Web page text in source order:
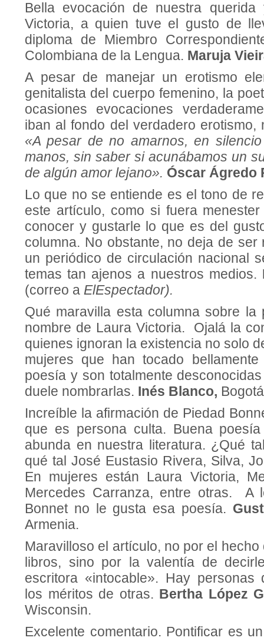
Bella evocación de nuestra querida
Victoria, a quien tuve el gusto de
diploma de Miembro
Colombiana de la Lengua. Maruja
A pesar de manejar un erotismo
genitalista del cuerpo femenino, la
ocasiones evocaciones
iban al fondo del verdadero erotismo,
«A pesar de no amarnos, en
manos, sin saber si acunábamos un
de algún amor lejano». Óscar Ágredo
Lo que no se entiende es el tono de
este artículo, como si fuera
conocer y gustarle lo que es del
columna. No obstante, no deja de ser
un periódico de circulación nacional
temas tan ajenos a nuestros medios.
(correo a ElEspectador).
Qué maravilla esta columna sobre la
nombre de Laura Victoria. Ojalá la
quienes ignoran la existencia no solo
mujeres que han tocado
poesía y son totalmente
duele nombrarlas. Inés Blanco,
Increíble la afirmación de Piedad
que es persona culta. Buena
abunda en nuestra literatura. ¿Qué
qué tal José Eustasio Rivera, Silva,
En mujeres están Laura Victoria,
Mercedes Carranza, entre otras. A
Bonnet no le gusta esa poesía.
Armenia.
Maravilloso el artículo, no por el
libros, sino por la valentía de
escritora «intocable». Hay personas
los méritos de otras. Bertha López
Wisconsin.
Excelente comentario. Pontificar es